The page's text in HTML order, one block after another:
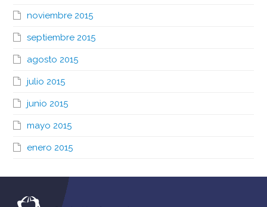
noviembre 2015
septiembre 2015
agosto 2015
julio 2015
junio 2015
mayo 2015
enero 2015